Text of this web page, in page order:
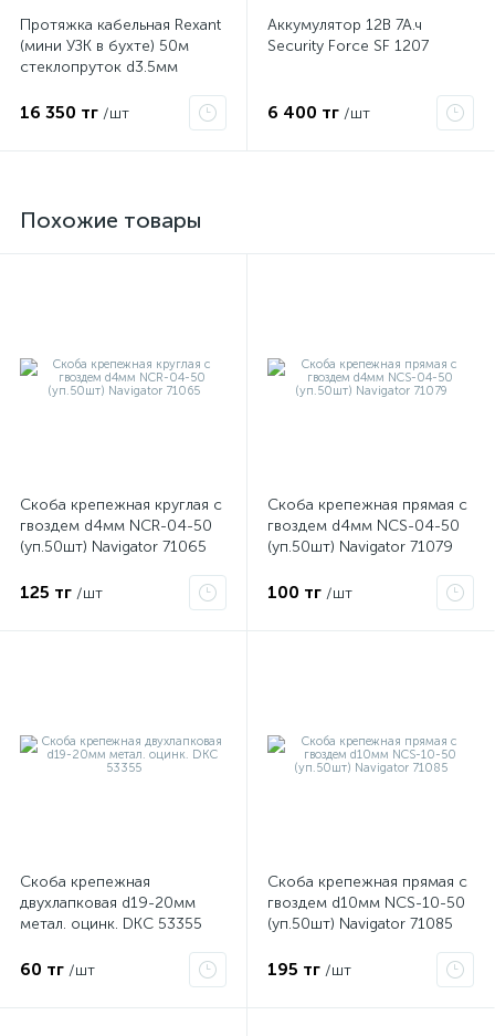
Протяжка кабельная Rexant
(мини УЗК в бухте) 50м
стеклопруток d3.5мм
16 350 тг /шт
Аккумулятор 12В 7А.ч
Security Force SF 1207
6 400 тг /шт
Похожие товары
Скоба крепежная круглая с
гвоздем d4мм NCR-04-50
(уп.50шт) Navigator 71065
125 тг /шт
Скоба крепежная прямая с
гвоздем d4мм NCS-04-50
(уп.50шт) Navigator 71079
100 тг /шт
Скоба крепежная
двухлапковая d19-20мм
метал. оцинк. DKC 53355
60 тг /шт
Скоба крепежная прямая с
гвоздем d10мм NCS-10-50
(уп.50шт) Navigator 71085
195 тг /шт